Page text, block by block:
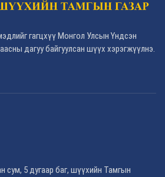
гагцхүү Монгол Улсын Үндсэн
дагуу байгуулсан шүүх хэрэгжүүлнэ.
сум, 5 дугаар баг, шүүхийн Тамгын